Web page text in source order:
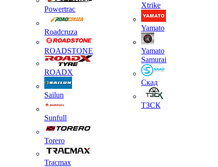
Powertrac
Roadcruza
ROADSTONE
ROADX
Sailun
Sunfull
Torero
Tracmax
Xtrike
Yamato
Yamato
Samurai
Скад
ТЗСК